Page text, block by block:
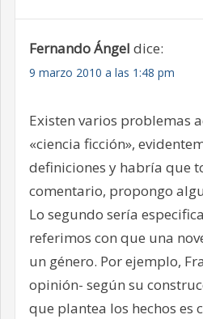
Fernando Ángel dice:
9 marzo 2010 a las 1:48 pm
Existen varios problemas
«ciencia ficción»,
definiciones y habría que
comentario, propongo
Lo segundo sería
referimos con que una
un género. Por ejemplo,
opinión- según su
que plantea los hechos es